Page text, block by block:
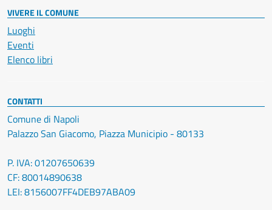
VIVERE IL COMUNE
Luoghi
Eventi
Elenco libri
CONTATTI
Comune di Napoli
Palazzo San Giacomo, Piazza Municipio - 80133
P. IVA: 01207650639
CF: 80014890638
LEI: 8156007FF4DEB97ABA09